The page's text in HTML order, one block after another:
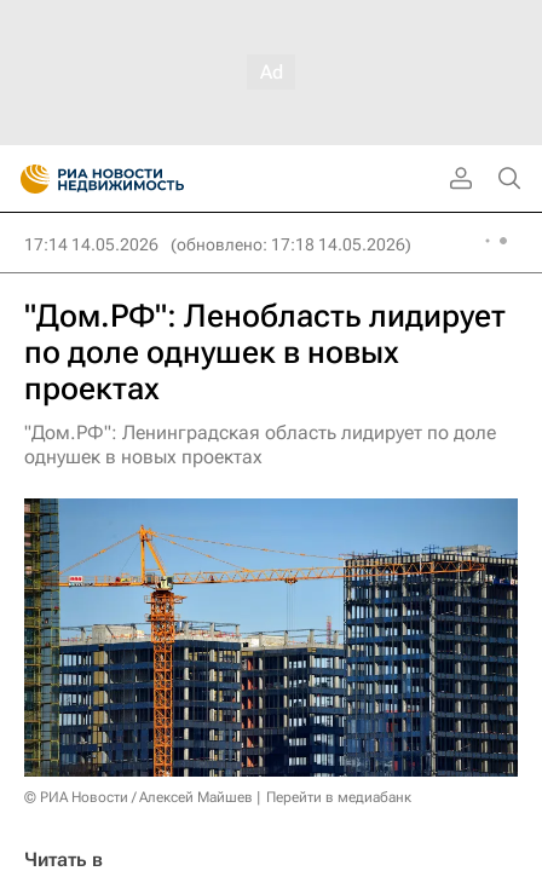
17:14 14.05.2026 (обновлено: 17:18 14.05.2026)
"Дом.РФ": Ленобласть лидирует
по доле однушек в новых
проектах
"Дом.РФ": Ленинградская область лидирует по доле
однушек в новых проектах
© РИА Новости / Алексей Майшев Перейти в медиабанк
Читать в